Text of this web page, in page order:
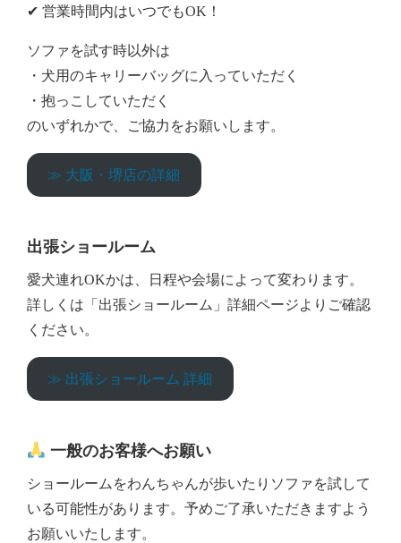
✔︎ 営業時間内はいつでもOK！
ソファを試す時以外は
・犬用のキャリーバッグに入っていただく
・抱っこしていただく
のいずれかで、ご協力をお願いします。
≫ 大阪・堺店の詳細
出張ショールーム
愛犬連れOKかは、日程や会場によって変わります。
詳しくは「出張ショールーム」詳細ページよりご確認
ください。
≫ 出張ショールーム 詳細
一般のお客様へお願い
ショールームをわんちゃんが歩いたりソファを試して
いる可能性があります。予めご了承いただきますよう
お願いいたします。